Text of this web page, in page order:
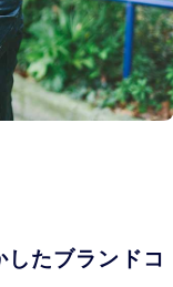
たブランドコ